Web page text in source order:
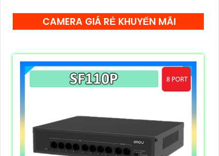
CAMERA GIÁ RẺ KHUYẾN MÃI